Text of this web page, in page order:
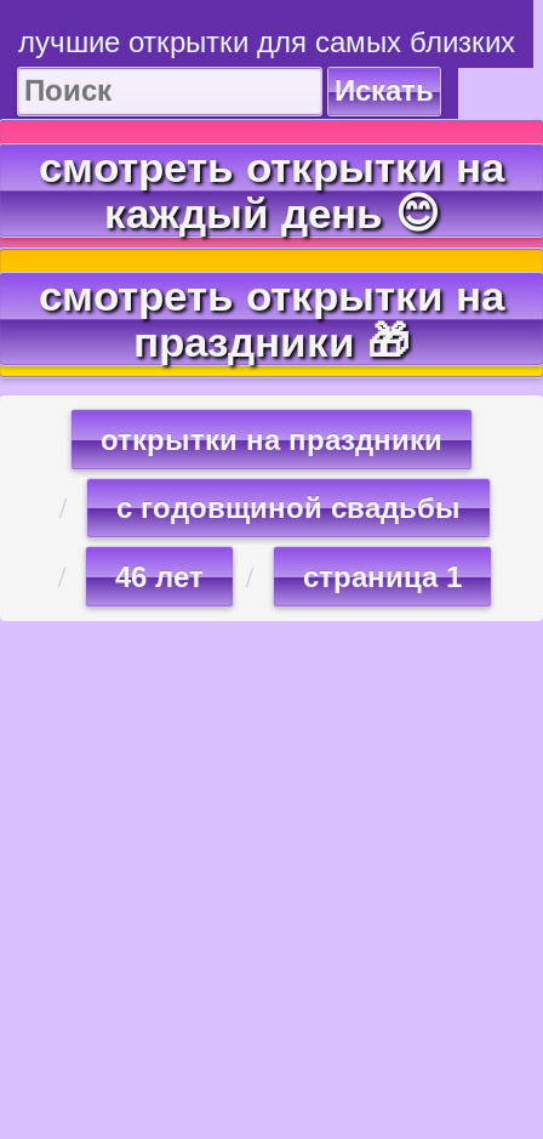
лучшие открытки для самых близких
Искать
смотреть открытки на
каждый день 😊
смотреть открытки на
праздники 🎁
открытки на праздники
с годовщиной свадьбы
46 лет страница 1